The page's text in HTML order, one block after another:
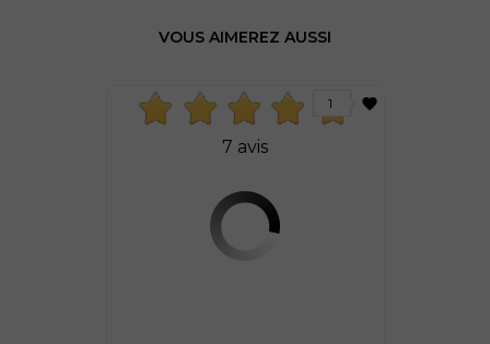
VOUS AIMEREZ AUSSI
favorite
1
7 avis